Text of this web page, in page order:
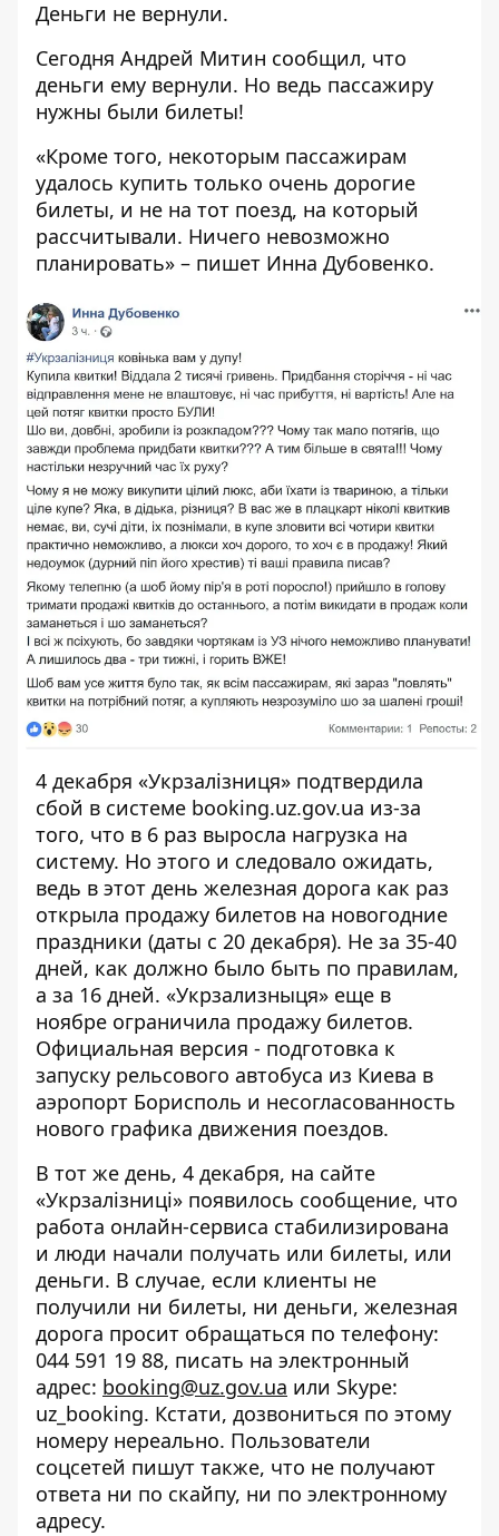
Деньги не вернули.
Сегодня Андрей Митин сообщил, что
деньги ему вернули. Но ведь пассажиру
нужны были билеты!
«Кроме того, некоторым пассажирам
удалось купить только очень дорогие
билеты, и не на тот поезд, на который
рассчитывали. Ничего невозможно
планировать» – пишет Инна Дубовенко.
4 декабря «Укрзалізниця» подтвердила
сбой в системе booking.uz.gov.ua из-за
того, что в 6 раз выросла нагрузка на
систему. Но этого и следовало ожидать,
ведь в этот день железная дорога как раз
открыла продажу билетов на новогодние
праздники (даты с 20 декабря). Не за 35-40
дней, как должно было быть по правилам,
а за 16 дней. «Укрзализныця» еще в
ноябре ограничила продажу билетов.
Официальная версия - подготовка к
запуску рельсового автобуса из Киева в
аэропорт Борисполь и несогласованность
нового графика движения поездов.
В тот же день, 4 декабря, на сайте
«Укрзалізниці» появилось сообщение, что
работа онлайн-сервиса стабилизирована
и люди начали получать или билеты, или
деньги. В случае, если клиенты не
получили ни билеты, ни деньги, железная
дорога просит обращаться по телефону:
044 591 19 88, писать на электронный
адрес: booking@uz.gov.ua или Skype:
uz_booking. Кстати, дозвониться по этому
номеру нереально. Пользователи
соцсетей пишут также, что не получают
ответа ни по скайпу, ни по электронному
адресу.